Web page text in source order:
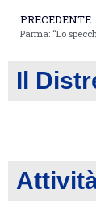
PRECEDENTE
Il